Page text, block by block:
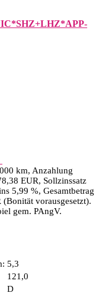
km, Anzahlung
EUR, Sollzinssatz
5,99 %, Gesamtbetrag
vorausgesetzt).
gem. PAngV.
5,3
121,0
D